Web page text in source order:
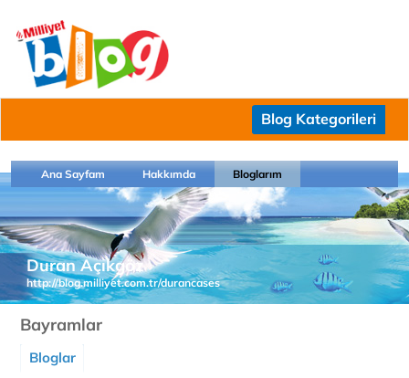
Blog Kategorileri
Ana Sayfam Hakkımda Bloglarım
Duran Açıkgöz
http://blog.milliyet.com.tr/durancases
Bayramlar
Bloglar